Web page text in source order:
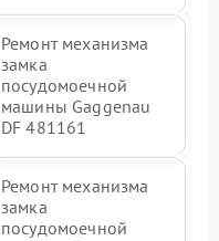
Ремонт механизма
замка
посудомоечной
машины Gaggenau
DF 481161
Ремонт механизма
замка
посудомоечной